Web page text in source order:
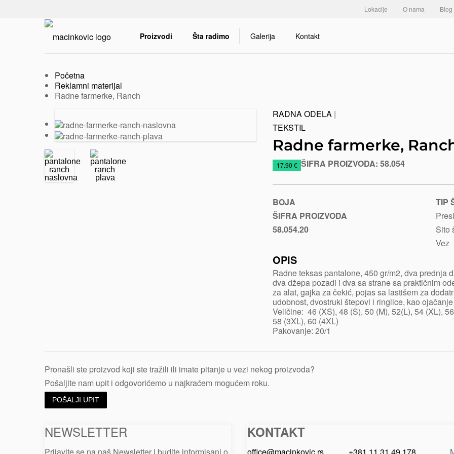
Lokacije O nama Blog
Proizvodi Šta radimo Galerija Kontakt
Početna
Reklamni materijal
Trenutno:
Radne farmerke, Ranch
Prethodni
slajd
Sledeći
slajd
RADNA ODELA |
TEKSTIL
Radne farmerke,
https://www.macinkovic.rs/reklamni-
farmerke-
ranch
17.90 € ŠIFRA PROIZVODA: 58.054
BOJA
ŠIFRA PROIZVODA
Plava
58.054.20
TIP
Sito
Vez
OPIS
Radne teksas pantalone, 450 gr/m2, dva prednja
dva džepa pozadi i dva sa strane sa praktičnim
za alat, gajka za čekić, pojas sa lastišem za
udobnost, dvostruki štepovi i ringlice, kao ojačanje
Veličine: 46 (XS), 48 (S), 50 (M), 52(L), 54 (XL),
58 (3XL), 60 (4XL)
Pakovanje: 20/1
Pronašli ste proizvod koji ste tražili ili imate pitanje u vezi nekog proizvoda?
Pošaljite nam upit i odgovorićemo u najkraćem mogućem roku.
POŠALJI UPIT
NEWSLETTER
Prijavite se na naš Newsletter i budite informisani o
Macinkovic
Macinkovic
https://www.macinkovic.rs/wp-
KONTAKT
office@macinkovic.rs +381 11 31 49 178